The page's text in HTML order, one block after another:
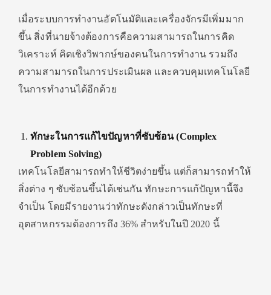
เมื่อระบบการทำงานอัตโนมัติและเครื่องจักรมีเพิ่มมาก
ขึ้น สิ่งที่นายจ้างต้องการคือความสามารถในการคิด
วิเคราะห์ คิดเชิงวิพากษ์ของคนในการทำงาน รวมถึง
ความสามารถในการประเมินผล และควบคุมเทคโนโลยี
ในการทำงานได้อีกด้วย
ทักษะในการแก้ไขปัญหาที่ซับซ้อน (Complex
Problem Solving)
เทคโนโลยีสามารถทำให้ชีวิตง่ายขึ้น แต่ก็สามารถทำให้
สิ่งต่าง ๆ ซับซ้อนขึ้นได้เช่นกัน ทักษะการแก้ปัญหานี้จึง
จำเป็น โดยมีรายงานว่าทักษะดังกล่าวเป็นทักษะที่
อุตสาหกรรมต้องการถึง 36% สำหรับในปี 2020 นี้